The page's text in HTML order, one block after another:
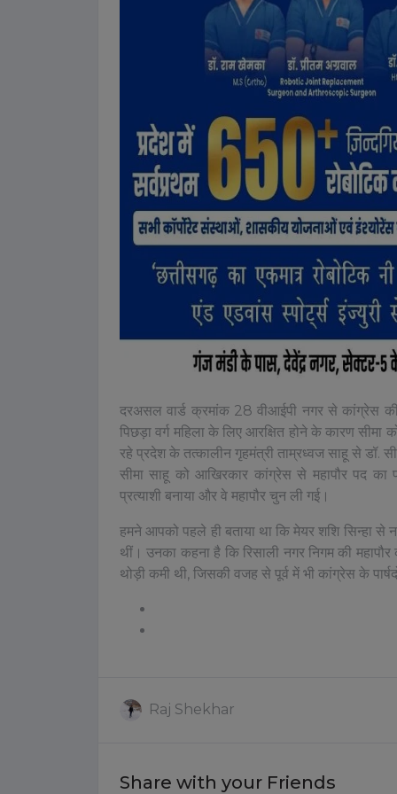
दरअसल वार्ड क्रमांक 28 वीआईपी नगर से कांग्रेस की
पिछड़ा वर्ग महिला के लिए आरक्षित होने के कारण सीमा
रहे प्रदेश के तत्कालीन गृहमंत्री ताम्रध्वज साहू से डॉ.
सीमा साहू को आखिरकार कांग्रेस से महापौर पद का
प्रत्याशी बनाया और वे महापौर चुन ली गई।
हमने आपको पहले ही बताया था कि मेयर शशि सिन्हा से
थीं। उनका कहना है कि रिसाली नगर निगम की
थोड़ी कमी थी, जिसकी वजह से पूर्व में भी कांग्रेस के
Raj Shekhar
Share with your Friends